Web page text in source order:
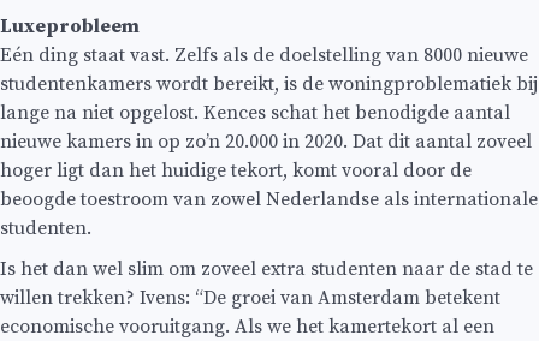
Luxeprobleem
Eén ding staat vast. Zelfs als de doelstelling van 8000 nieuwe
studentenkamers wordt bereikt, is de woningproblematiek bij
lange na niet opgelost. Kences schat het benodigde aantal
nieuwe kamers in op zo’n 20.000 in 2020. Dat dit aantal zoveel
hoger ligt dan het huidige tekort, komt vooral door de
beoogde toestroom van zowel Nederlandse als internationale
studenten.
Is het dan wel slim om zoveel extra studenten naar de stad te
willen trekken? Ivens: “De groei van Amsterdam betekent
economische vooruitgang. Als we het kamertekort al een